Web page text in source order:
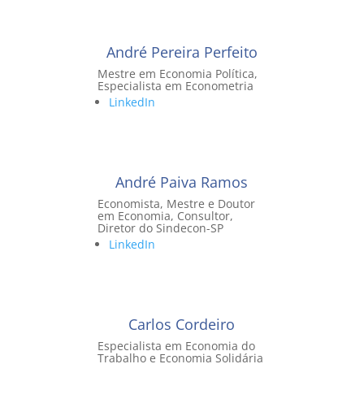
André Pereira Perfeito
Mestre em Economia Política,
Especialista em Econometria
LinkedIn
André Paiva Ramos
Economista, Mestre e Doutor
em Economia, Consultor,
Diretor do Sindecon-SP
LinkedIn
Carlos Cordeiro
Especialista em Economia do
Trabalho e Economia Solidária